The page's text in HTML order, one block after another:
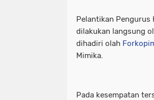
Pelantikan Pengurus
dilakukan langsung
dihadiri olah
Mimika.
Pada kesempatan